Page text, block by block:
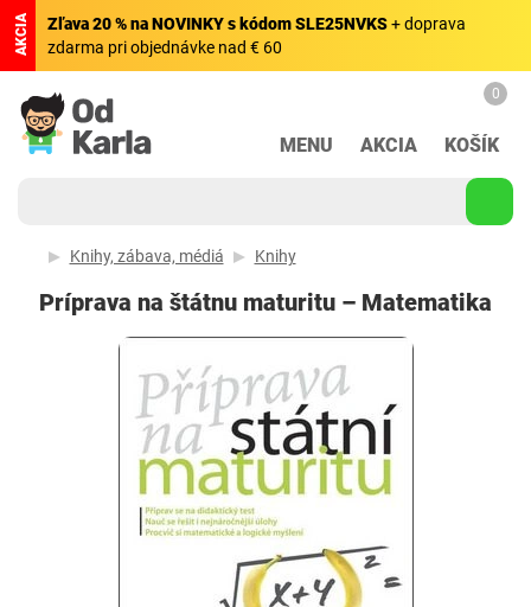
AKCIA Zľava 20 % na NOVINKY s kódom SLE25NVKS+ doprava
zdarma pri objednávke nad € 60
MENU AKCIA
0
KOŠÍK
Knihy, zábava, médiá Knihy
Príprava na štátnu maturitu – Matematika